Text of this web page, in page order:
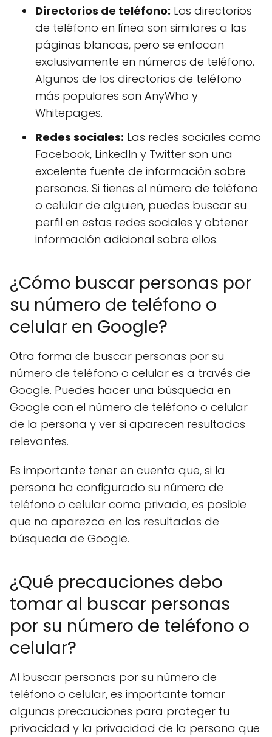
Directorios de teléfono: Los directorios
de teléfono en línea son similares a las
páginas blancas, pero se enfocan
exclusivamente en números de teléfono.
Algunos de los directorios de teléfono
más populares son AnyWho y
Whitepages.
Redes sociales: Las redes sociales como
Facebook, LinkedIn y Twitter son una
excelente fuente de información sobre
personas. Si tienes el número de teléfono
o celular de alguien, puedes buscar su
perfil en estas redes sociales y obtener
información adicional sobre ellos.
¿Cómo buscar personas por
su número de teléfono o
celular en Google?
Otra forma de buscar personas por su
número de teléfono o celular es a través de
Google. Puedes hacer una búsqueda en
Google con el número de teléfono o celular
de la persona y ver si aparecen resultados
relevantes.
Es importante tener en cuenta que, si la
persona ha configurado su número de
teléfono o celular como privado, es posible
que no aparezca en los resultados de
búsqueda de Google.
¿Qué precauciones debo
tomar al buscar personas
por su número de teléfono o
celular?
Al buscar personas por su número de
teléfono o celular, es importante tomar
algunas precauciones para proteger tu
privacidad y la privacidad de la persona que